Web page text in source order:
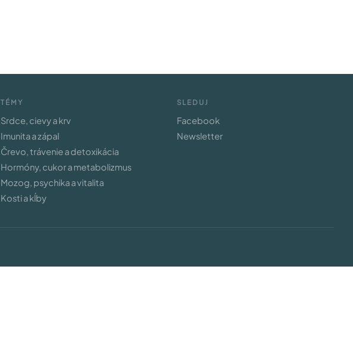
TÉMY
Srdce, cievy a krv
Imunita a zápal
Črevo, trávenie a detoxikácia
Hormóny, cukor a metabolizmus
Mozog, psychika a vitalita
Kosti a kĺby
SLEDUJ
Facebook
Newsletter